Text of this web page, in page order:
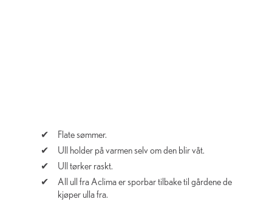
Flate sømmer.
Ull holder på varmen selv om den blir våt.
Ull tørker raskt.
All ull fra Aclima er sporbar tilbake til gårdene de
kjøper ulla fra.